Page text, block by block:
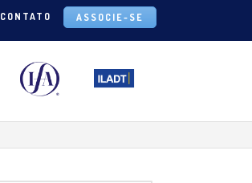
CONTATO ASSOCIE-SE